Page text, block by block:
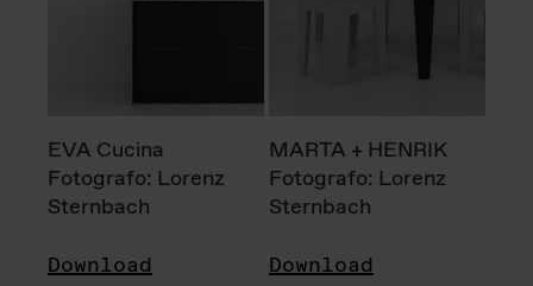
EVA Cucina
Fotografo: Lorenz
Sternbach
Download
MARTA + HENRIK
Fotografo: Lorenz
Sternbach
Download